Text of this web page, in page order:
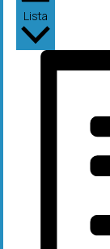
Lista